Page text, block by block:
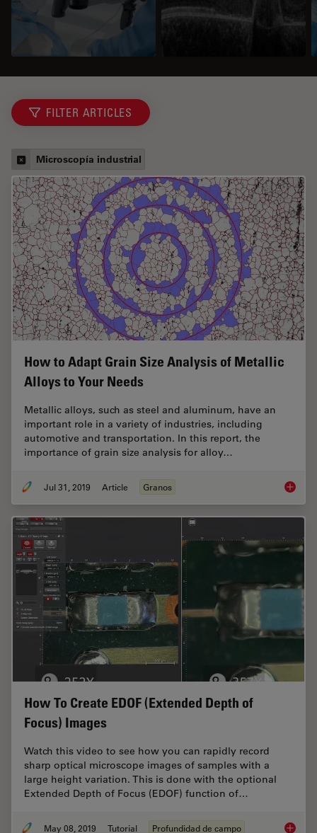
FILTER ARTICLES
Microscopía industrial
How to Adapt Grain Size Analysis of Metallic
Alloys to Your Needs
Metallic alloys, such as steel and aluminum, have an
important role in a variety of industries, including
automotive and transportation. In this report, the
importance of grain size analysis for alloy…
Jul 31, 2019 Article Granos How to
How To Create EDOF (Extended Depth of
Focus) Images
Watch this video to see how you can rapidly record
sharp optical microscope images of samples with a
large height variation. This is done with the optional
Extended Depth of Focus (EDOF) function of…
May 08, 2019 Tutorial Profundidad de campo How